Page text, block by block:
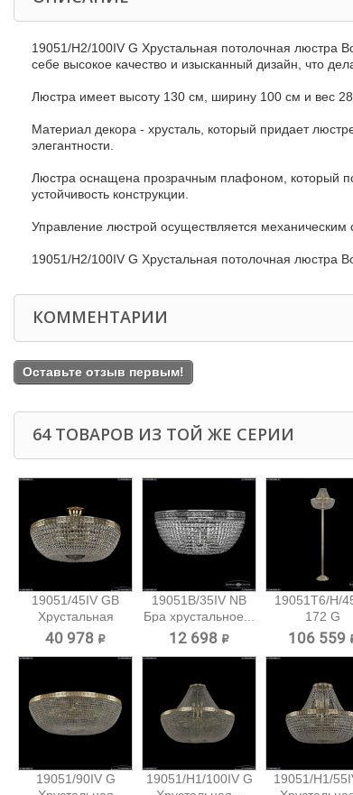
19051/H2/100IV G Хрустальная потолочная люстра
себе высокое качество и изысканный дизайн, что
Люстра имеет высоту 130 см, ширину 100 см и вес
Материал декора - хрусталь, который придает
элегантности.
Люстра оснащена прозрачным плафоном, который
устойчивость конструкции.
Управление люстрой осуществляется механическим
19051/H2/100IV G Хрустальная потолочная люстра
КОММЕНТАРИИ
Оставьте отзыв первым!
64 ТОВАРОВ ИЗ ТОЙ ЖЕ СЕРИИ
19051/45IV GB
Хрустальная
потолочная...
40 978 ₽
19051B/35IV NB
Бра хрустальное...
12 698 ₽
19051T6/H/
172 G
106 559
19051/90IV G
19051/H1/100IV G
19051/H1/